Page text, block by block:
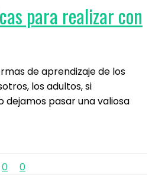
para realizar con
de aprendizaje de los
los adultos, si
dejamos pasar una valiosa
0 0